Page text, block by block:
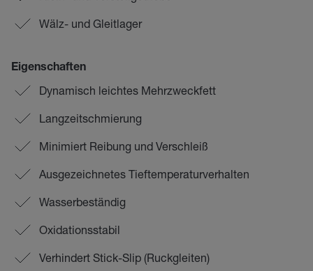
Wälz- und Gleitlager
Eigenschaften
Dynamisch leichtes Mehrzweckfett
Langzeitschmierung
Minimiert Reibung und Verschleiß
Ausgezeichnetes Tieftemperaturverhalten
Wasserbeständig
Oxidationsstabil
Verhindert Stick-Slip (Ruckgleiten)